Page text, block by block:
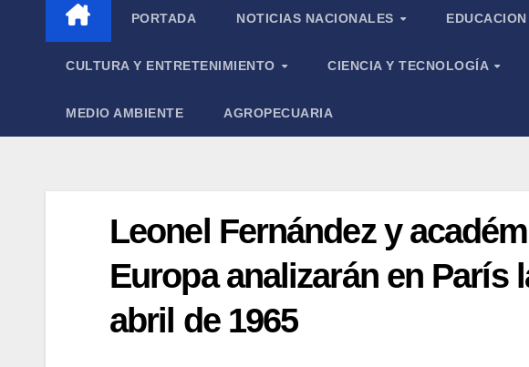
PORTADA NOTICIAS NACIONALES EDUCACION
CULTURA Y ENTRETENIMIENTO CIENCIA Y TECNOLOGÍA
MEDIO AMBIENTE AGROPECUARIA
Leonel Fernández y
Europa analizarán en París
abril de 1965